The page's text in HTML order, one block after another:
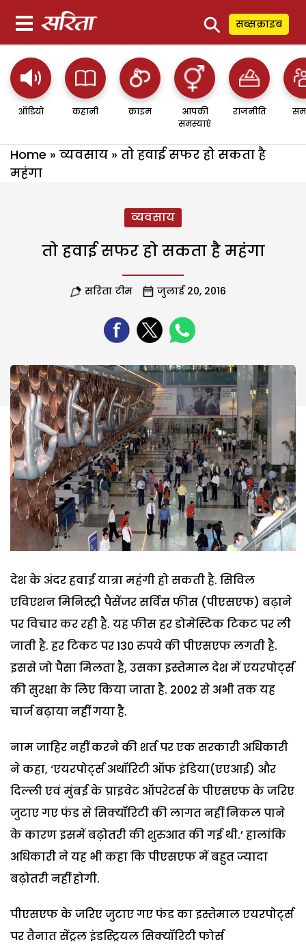
⚲ सब्सक्राइब
ऑडियो कहानी क्राइम
आपकी
समस्याएं
राजनीति
Home » व्यवसाय » तो हवाई सफर हो सकता है
महंगा
व्यवसाय
तो हवाई सफर हो सकता है महंगा
सरिता टीम जुलाई 20, 2016
देश के अंदर हवाई यात्रा महंगी हो सकती है. सिविल
एविएशन मिनिस्ट्री पैसेंजर सर्विस फीस (पीएसएफ) बढ़ाने
पर विचार कर रही है. यह फीस हर डोमेस्टिक टिकट पर ली
जाती है. हर टिकट पर 130 रुपये की पीएसएफ लगती है.
इससे जो पैसा मिलता है, उसका इस्तेमाल देश में एयरपोर्ट्स
की सुरक्षा के लिए किया जाता है. 2002 से अभी तक यह
चार्ज बढ़ाया नहीं गया है.
नाम जाहिर नहीं करने की शर्त पर एक सरकारी अधिकारी
ने कहा, ‘एयरपोर्ट्स अथॉरिटी ऑफ इंडिया(एएआई) और
दिल्ली एवं मुंबई के प्राइवेट ऑपरेटर्स के पीएसएफ के जरिए
जुटाए गए फंड से सिक्यॉरिटी की लागत नहीं निकल पाने
के कारण इसमें बढ़ोतरी की शुरुआत की गई थी.’ हालांकि
अधिकारी ने यह भी कहा कि पीएसएफ में बहुत ज्यादा
बढ़ोतरी नहीं होगी.
पीएसएफ के जरिए जुटाए गए फंड का इस्तेमाल एयरपोर्ट्स
पर तैनात सेंट्रल इंडस्ट्रियल सिक्यॉरिटी फोर्स